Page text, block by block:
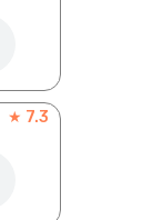
★ 7.3